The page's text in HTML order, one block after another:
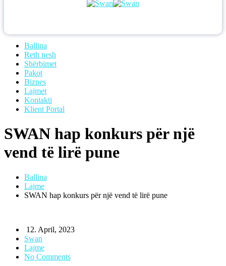
Ballina
Reth nesh
Shërbimet
Pakot
Biznes
Lajmet
Kontakti
Klient Portal
SWAN hap konkurs për një
vend të lirë pune
Ballina
Lajme
SWAN hap konkurs për një vend të lirë pune
12. April, 2023
Swan
Lajme
No Comments